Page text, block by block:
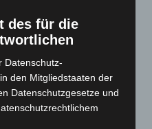
1.269
des für die
Datenschutz-
den Mitgliedstaaten der
Datenschutzgesetze und